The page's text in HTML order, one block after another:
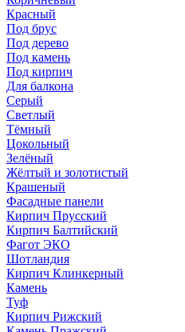
Красный
Под брус
Под дерево
Под камень
Под кирпич
Для балкона
Серый
Светлый
Тёмный
Цокольный
Зелёный
Жёлтый и золотистый
Крашеный
Фасадные панели
Кирпич Прусский
Кирпич Балтийский
Фагот ЭКО
Шотландия
Кирпич Клинкерный
Камень
Туф
Кирпич Рижский